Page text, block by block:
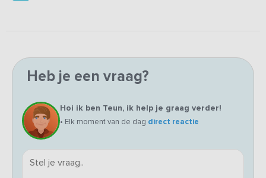
Heb je een vraag?
Hoi ik ben Teun, ik help je graag verder!
• Elk moment van de dag direct reactie